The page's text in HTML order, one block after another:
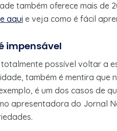
também oferece mais de
aqui e veja como é fácil
impensável
possível voltar a
também é mentira
é um dos casos de
apresentadora do Jornal